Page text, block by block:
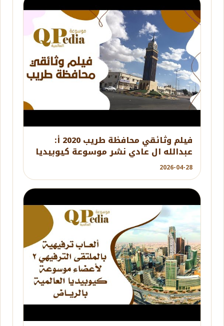
YouTube فيلم وثائقي محافظة طريب 2020 أ:
عبدالله ال عادي نشر موسوعة كيوبيديا
العالمية
2026-04-28